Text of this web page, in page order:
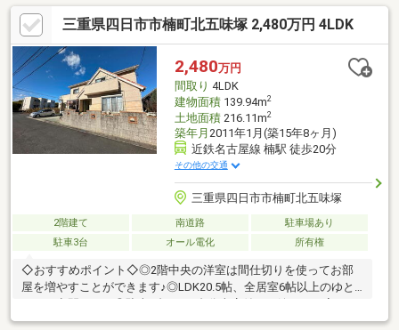
歩23分(約1800m)・クスリのアオキまで徒歩18分(約1400m)・四日
市市立楠こども園まで徒歩12分(約890m)・郵便局まで徒歩22分
(約1700m)・百五銀行まで徒歩20分(約1600m)
三重県四日市市楠町北五味塚 2,480万円 4LDK
2,480万円
間取り 4LDK
建物面積139.94m2
土地面積216.11m2
築年月 2011年1月(築15年8ヶ月)
近鉄名古屋線 楠駅 徒歩20分
その他の交通
三重県四日市市楠町北五味塚
2階建て 南道路
駐車場あり
駐車3台
オール電化 所有権
◇おすすめポイント◇◎2階中央の洋室は間仕切りを使ってお部
屋を増やすことができます♪◎LDK20.5帖、全居室6帖以上のゆと
す！◇周辺環境◇徒歩20分圏内に施設充実！生活にも便利です